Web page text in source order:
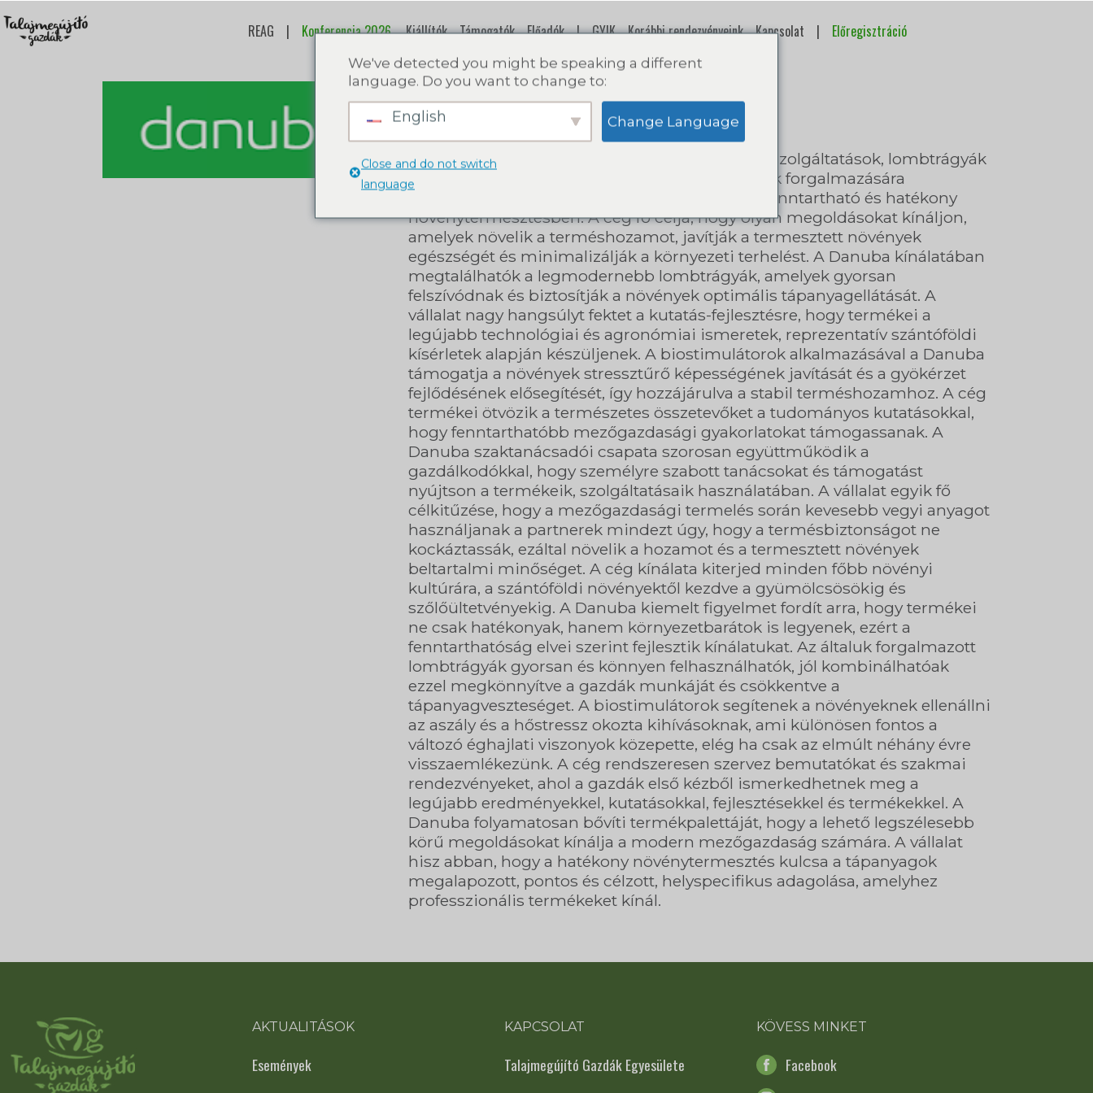
REAG | Konferencia 2026. Kiállítók Támogatók Előadók | GYIK Korábbi rendezvényeink Kapcsolat | Előregisztráció
Danuba
A Danuba egy magyar vállalat, amely precíziós szolgáltatások, lombtrágyák
és biostimulátorok, növényvédelmi megoldások forgalmazására
specializálódott, 2019 óta segítve a gazdákat a fenntartható és hatékony
növénytermesztésben. A cég fő célja, hogy olyan megoldásokat kínáljon,
amelyek növelik a terméshozamot, javítják a termesztett növények
egészségét és minimalizálják a környezeti terhelést. A Danuba kínálatában
megtalálhatók a legmodernebb lombtrágyák, amelyek gyorsan
felszívódnak és biztosítják a növények optimális tápanyagellátását. A
vállalat nagy hangsúlyt fektet a kutatás-fejlesztésre, hogy termékei a
legújabb technológiai és agronómiai ismeretek, reprezentatív szántóföldi
kísérletek alapján készüljenek. A biostimulátorok alkalmazásával a Danuba
támogatja a növények stressztűrő képességének javítását és a gyökérzet
fejlődésének elősegítését, így hozzájárulva a stabil terméshozamhoz. A cég
termékei ötvözik a természetes összetevőket a tudományos kutatásokkal,
hogy fenntarthatóbb mezőgazdasági gyakorlatokat támogassanak. A
Danuba szaktanácsadói csapata szorosan együttműködik a
gazdálkodókkal, hogy személyre szabott tanácsokat és támogatást
nyújtson a termékeik, szolgáltatásaik használatában. A vállalat egyik fő
célkitűzése, hogy a mezőgazdasági termelés során kevesebb vegyi anyagot
használjanak a partnerek mindezt úgy, hogy a termésbiztonságot ne
kockáztassák, ezáltal növelik a hozamot és a termesztett növények
beltartalmi minőséget. A cég kínálata kiterjed minden főbb növényi
kultúrára, a szántóföldi növényektől kezdve a gyümölcsösökig és
szőlőültetvényekig. A Danuba kiemelt figyelmet fordít arra, hogy termékei
ne csak hatékonyak, hanem környezetbarátok is legyenek, ezért a
fenntarthatóság elvei szerint fejlesztik kínálatukat. Az általuk forgalmazott
lombtrágyák gyorsan és könnyen felhasználhatók, jól kombinálhatóak
ezzel megkönnyítve a gazdák munkáját és csökkentve a
tápanyagveszteséget. A biostimulátorok segítenek a növényeknek ellenállni
az aszály és a hőstressz okozta kihívásoknak, ami különösen fontos a
változó éghajlati viszonyok közepette, elég ha csak az elmúlt néhány évre
visszaemlékezünk. A cég rendszeresen szervez bemutatókat és szakmai
rendezvényeket, ahol a gazdák első kézből ismerkedhetnek meg a
legújabb eredményekkel, kutatásokkal, fejlesztésekkel és termékekkel. A
Danuba folyamatosan bővíti termékpalettáját, hogy a lehető legszélesebb
körű megoldásokat kínálja a modern mezőgazdaság számára. A vállalat
hisz abban, hogy a hatékony növénytermesztés kulcsa a tápanyagok
megalapozott, pontos és célzott, helyspecifikus adagolása, amelyhez
professzionális termékeket kínál.
AKTUALITÁSOK
Események
KAPCSOLAT
Talajmegújító Gazdák Egyesülete
KÖVESS MINKET
Facebook
We've detected you might be speaking a different
language. Do you want to change to:
English Change Language
Close and do not switch
language